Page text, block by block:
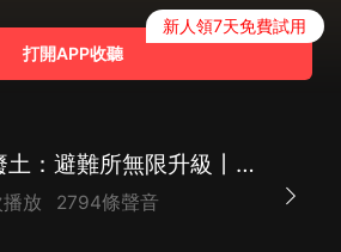
打開APP收聽
新人領7天免費試用
全球廢土：避難所無限升級丨末世種田多人有聲劇
放 2794條聲音